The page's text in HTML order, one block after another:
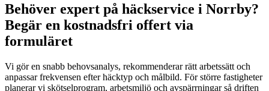
Behöver expert på häckservice i Norrby?
Begär en kostnadsfri offert via
formuläret
Vi gör en snabb behovsanalys, rekommenderar rätt arbetssätt och
anpassar frekvensen efter häcktyp och målbild. För större fastigheter
planerar vi skötselprogram, arbetsmiljö och avspärrningar så driften